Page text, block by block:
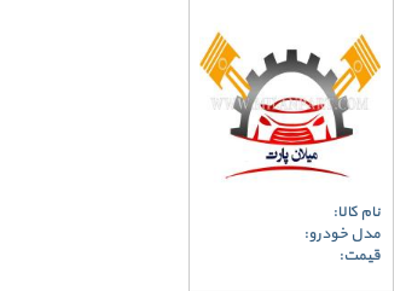
نام کالا:
مدل خودرو:
قیمت: